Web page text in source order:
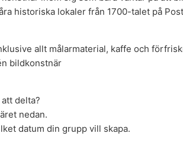
historiska lokaler från 1700-talet på
allt målarmaterial, kaffe och
bildkonstnär
delta?
nedan.
datum din grupp vill skapa.